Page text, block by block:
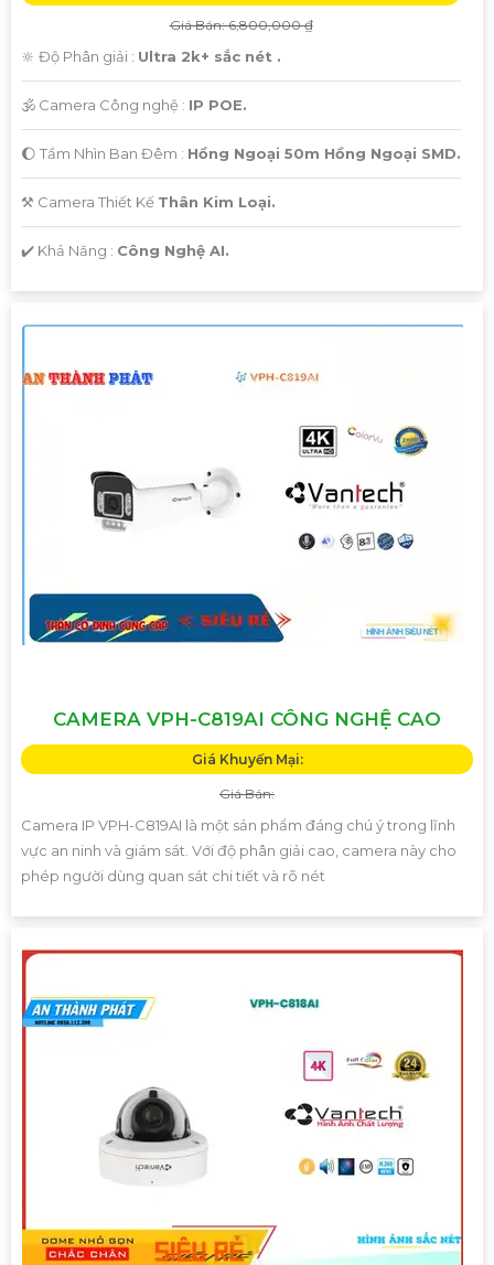
Giá Bán: 6,800,000 ₫
🔆 Độ Phân giải : Ultra 2k+ sắc nét .
🕉️ Camera Công nghệ : IP POE.
🌔 Tầm Nhìn Ban Đêm : Hồng Ngoại 50m Hồng Ngoại SMD.
⚒ Camera Thiết Kế Thân Kim Loại.
️✔️ Khả Năng : Công Nghệ AI.
CAMERA VPH-C819AI CÔNG NGHỆ CAO
Giá Khuyến Mại:
Giá Bán:
Camera IP VPH-C819AI là một sản phẩm đáng chú ý trong lĩnh
vực an ninh và giám sát. Với độ phân giải cao, camera này cho
phép người dùng quan sát chi tiết và rõ nét